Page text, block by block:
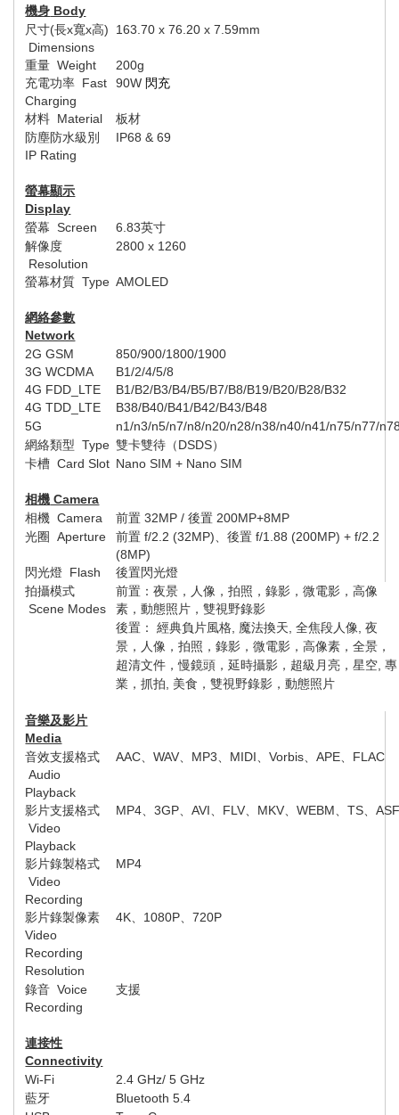
機身 Body
尺寸(長x寬x高)
Dimensions
163.70 x 76.20 x 7.59mm
重量 Weight
200g
充電功率 Fast
Charging
90W閃充
材料 Material
板材
防塵防水級別
IP Rating
IP68 & 69
螢幕顯示
Display
螢幕 Screen 6.83英寸
解像度
Resolution
2800 x 1260
螢幕材質 Type AMOLED
網絡參數
Network
2G GSM
850/900/1800/1900
3G WCDMA
B1/2/4/5/8
4G FDD_LTE
B1/B2/B3/B4/B5/B7/B8/B19/B20/B28/B32
4G TDD_LTE
B38/B40/B41/B42/B43/B48
5G
n1/n3/n5/n7/n8/n20/n28/n38/n40/n41/n75/n77/
網絡類型 Type 雙卡雙待（DSDS）
卡槽 Card Slot Nano SIM + Nano SIM
相機 Camera
相機 Camera 前置 32MP /後置 200MP+8MP
光圈 Aperture 前置 f/2. 2 (32MP) 、後置 f/1.88 (200MP) + f/2. 2
(8MP)
閃光燈 Flash
後置閃光燈
拍攝模式
Scene Modes
前置：夜景，人像，拍照，錄影，微電影，高像
素，動態照片，雙視野錄影
後置： 經典負片風格 魔法換天 ,全焦段人像 ,夜
景，人像，拍照，錄影，微電影，高像素，全景，
超清文件，慢鏡頭，延時攝影，超級月亮，星空 ,專
業，抓拍
美食，雙視野錄影，動態照片
音樂及影片
Media
音效支援格式
Audio
Playback
AAC 、WAV MP3 MIDI 、Vorbis 、APE FLAC
影片支援格式
Video
Playback
MP4 、3GP 、AVI FLV MKV 、WEBM 、TS 、
影片錄製格式
Video
Recording
MP4
影片錄製像素
Video
Recording
Resolution
4K 1080P 、720P
錄音 Voice
Recording
支援
連接性
Connectivity
Wi-Fi
2.4 GHz/ 5 GHz
藍牙
Bluetooth 5.4